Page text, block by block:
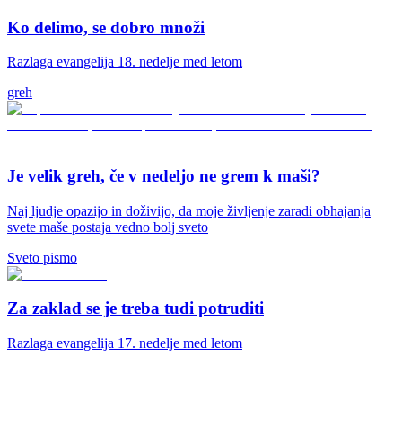
Ko delimo, se dobro množi
Razlaga evangelija 18. nedelje med letom
greh
Je velik greh, če v nedeljo ne grem k maši?
Naj ljudje opazijo in doživijo, da moje življenje zaradi obhajanja
svete maše postaja vedno bolj sveto
Sveto pismo
Za zaklad se je treba tudi potruditi
Razlaga evangelija 17. nedelje med letom